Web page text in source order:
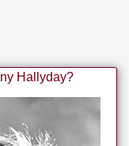
Hallyday?